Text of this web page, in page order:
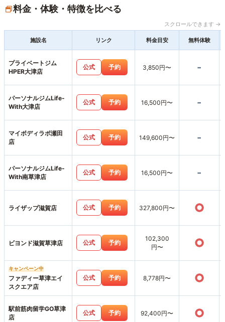
料金・体験・特徴を比べる
スクロールできます →
施設名 リンク 料金目安 無料体験
プライベートジム
HPER大津店
公式 予約 3,850円〜 -
パーソナルジムLife-
With大津店
公式 予約 16,500円〜 -
マイボディラボ瀬田
店
公式 予約 149,600円〜 -
パーソナルジムLife-
With南草津店
公式 予約 16,500円〜 -
ライザップ滋賀店 公式 予約 327,800円〜 ○
ビヨンド滋賀草津店 公式 予約
102,300
円〜
○
キャンペーン中
ファディー草津エイ
スクエア店
公式 予約 8,778円〜 ○
駅前筋肉留学GO草津
店
公式 予約 92,400円〜 ○